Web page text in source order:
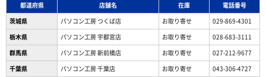
都道府県 店舗名 在庫
電話番号
茨城県
パソコン工房 つくば店 お取り寄せ
029-869-4301
栃木県
パソコン工房 宇都宮店 お取り寄せ
028-683-3111
群馬県
パソコン工房 新前橋店 お取り寄せ
027-212-9677
千葉県
パソコン工房 千葉店 お取り寄せ
043-306-4727